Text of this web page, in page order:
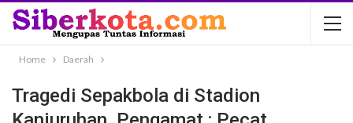
Home Daerah
Tragedi Sepakbola di Stadion